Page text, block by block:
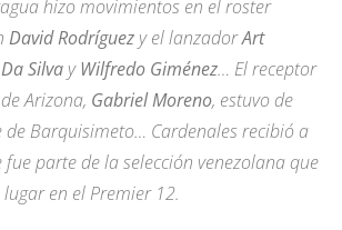
hizo movimientos en el roster
David Rodríguez y el lanzadorArt
Silva yWilfredo Giménez… El receptor
Arizona, Gabriel Moreno, estuvo de
de Barquisimeto… Cardenales recibió a
fue parte de la selección venezolana que
en el Premier 12.